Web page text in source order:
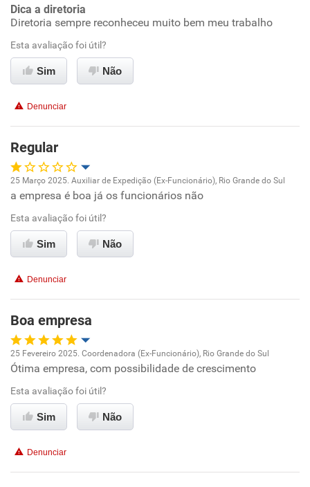
Conciliação com a vida familiar
Benefícios
Recomenda esta empresa
Recomenda a diretoria
Dica a diretoria
Diretoria sempre reconheceu muito bem meu trabalho
Esta avaliação foi útil?
Sim Não
Denunciar
Regular
Oportunidade de promoção
Ambiente de trabalho
Benefícios
Não recomenda esta empresa
Não recomenda a diretoria
25 Março 2025. Auxiliar de Expedição (Ex-Funcionário), Rio Grande do Sul
a empresa é boa já os funcionários não
Esta avaliação foi útil?
Sim Não
Denunciar
Boa empresa
Oportunidade de promoção
Ambiente de trabalho
Benefícios
25 Fevereiro 2025. Coordenadora (Ex-Funcionário), Rio Grande do Sul
Ótima empresa, com possibilidade de crescimento
Esta avaliação foi útil?
Sim Não
Denunciar